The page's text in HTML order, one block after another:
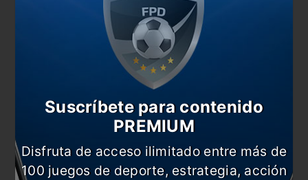
Racing consiguió una victoria en Venezuela
Bou se tiene fe para el duelo ante River
Racing quiere avanzar en la Copa
El Cilindro ya espera por Racing
En esta nota:
#Copa Libertadores #Racing
#Vasco
Suscríbete para contenido
PREMIUM
Disfruta de acceso ilimitado entre más de
100 juegos de deporte, estrategia, acción